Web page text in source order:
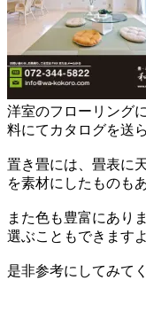
洋室のフローリング
料にてカタログを送
置き畳には、畳表に
を素材にしたものも
また色も豊富にあり
選ぶこともできますよ
是非参考にしてみて